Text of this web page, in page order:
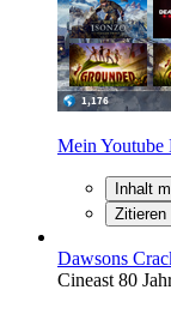
Mein Youtube
Inhalt
Zitieren
Dawsons
Cineast 80